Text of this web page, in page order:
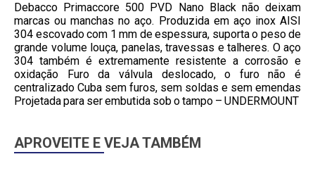
Debacco Primaccore 500 PVD Nano Black não deixam
marcas ou manchas no aço. Produzida em aço inox AISI
304 escovado com 1 mm de espessura, suporta o peso de
grande volume louça, panelas, travessas e talheres. O aço
304 também é extremamente resistente a corrosão e
oxidação Furo da válvula deslocado, o furo não é
centralizado Cuba sem furos, sem soldas e sem emendas
Projetada para ser embutida sob o tampo – UNDERMOUNT
APROVEITE E VEJA TAMBÉM